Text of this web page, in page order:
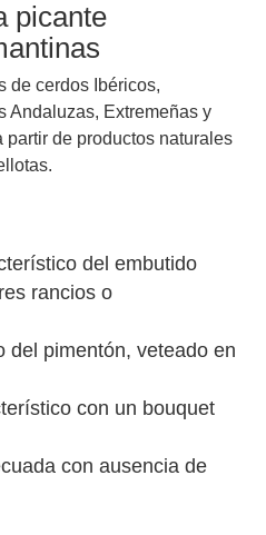
picante
de cerdos Ibéricos,
Andaluzas, Extremeñas y
de productos naturales
del embutido
rancios o
del pimentón, veteado en
con un bouquet
con ausencia de